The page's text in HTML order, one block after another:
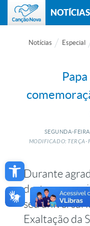
Open toolbar
NOTÍCIAS
Notícias Especial
SEGUNDA-
MODIFICADO: TERÇA-
Durante
destacou a
seu
Exaltação da